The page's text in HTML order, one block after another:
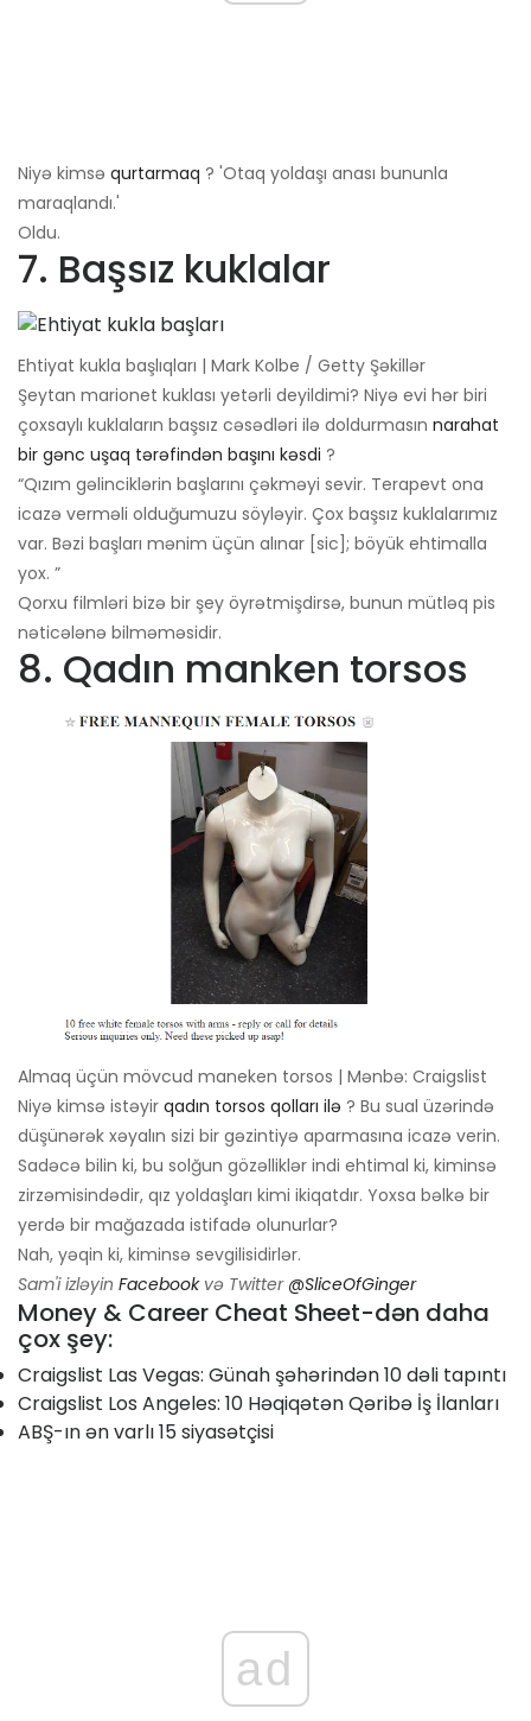
Niyə kimsə qurtarmaq ? 'Otaq yoldaşı anası bununla
maraqlandı.'
Oldu.
7. Başsız kuklalar
Ehtiyat kukla başlıqları | Mark Kolbe / Getty Şəkillər
Şeytan marionet kuklası yetərli deyildimi? Niyə evi hər biri
çoxsaylı kuklaların başsız cəsədləri ilə doldurmasın narahat
bir gənc uşaq tərəfindən başını kəsdi ?
“Qızım gəlinciklərin başlarını çəkməyi sevir. Terapevt ona
icazə verməli olduğumuzu söyləyir. Çox başsız kuklalarımız
var. Bəzi başları mənim üçün alınar [sic]; böyük ehtimalla
yox. ”
Qorxu filmləri bizə bir şey öyrətmişdirsə, bunun mütləq pis
nəticələnə bilməməsidir.
8. Qadın manken torsos
Almaq üçün mövcud maneken torsos | Mənbə: Craigslist
Niyə kimsə istəyir qadın torsos qolları ilə ? Bu sual üzərində
düşünərək xəyalın sizi bir gəzintiyə aparmasına icazə verin.
Sadəcə bilin ki, bu solğun gözəlliklər indi ehtimal ki, kiminsə
zirzəmisindədir, qız yoldaşları kimi ikiqatdır. Yoxsa bəlkə bir
yerdə bir mağazada istifadə olunurlar?
Nah, yəqin ki, kiminsə sevgilisidirlər.
Sam'i izləyin Facebookvə Twitter @SliceOfGinger
Money & Career Cheat Sheet-dən daha
çox şey:
Craigslist Las Vegas: Günah şəhərindən 10 dəli tapıntı
Craigslist Los Angeles: 10 Həqiqətən Qəribə İş İlanları
ABŞ-ın ən varlı 15 siyasətçisi
ad